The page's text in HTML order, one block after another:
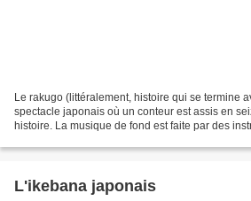
Le rakugo (littéralement, histoire qui se termine
spectacle japonais où un conteur est assis en
histoire. La musique de fond est faite par des
L'ikebana japonais